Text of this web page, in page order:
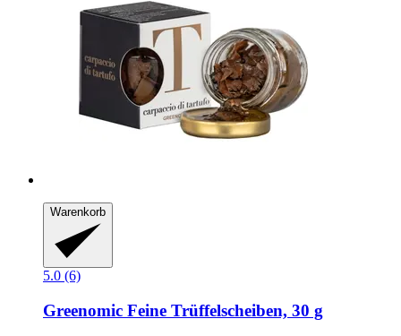
Warenkorb
5.0 (6)
Greenomic Feine Trüffelscheiben, 30 g